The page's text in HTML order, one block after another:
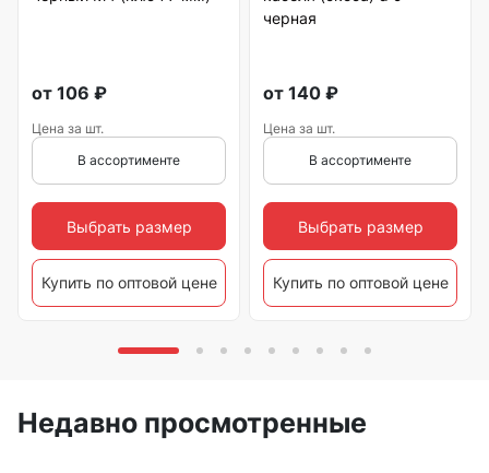
от 106 ₽
Цена за шт.
В ассортименте
Выбрать размер
Купить по оптовой цене
черная
от 140 ₽
Цена за шт.
В ассортименте
Выбрать размер
Купить по оптовой цене
Недавно просмотренные